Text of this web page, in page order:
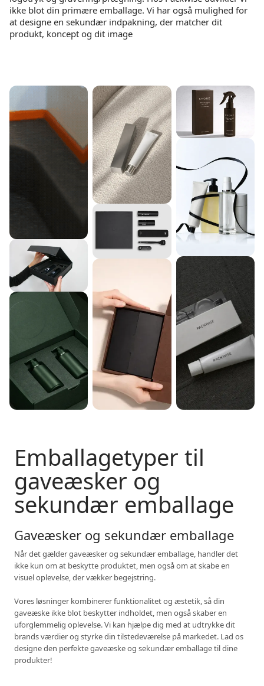
ikke blot din primære emballage. Vi har også mulighed for
at designe en sekundær indpakning, der matcher dit
produkt, koncept og dit image
Emballagetyper til
gaveæsker og
sekundær emballage
Gaveæsker og sekundær emballage
Når det gælder gaveæsker og sekundær emballage, handler det
ikke kun om at beskytte produktet, men også om at skabe en
visuel oplevelse, der vækker begejstring.
Vores løsninger kombinerer funktionalitet og æstetik, så din
gaveæske ikke blot beskytter indholdet, men også skaber en
uforglemmelig oplevelse. Vi kan hjælpe dig med at udtrykke dit
brands værdier og styrke din tilstedeværelse på markedet. Lad os
designe den perfekte gaveæske og sekundær emballage til dine
produkter!